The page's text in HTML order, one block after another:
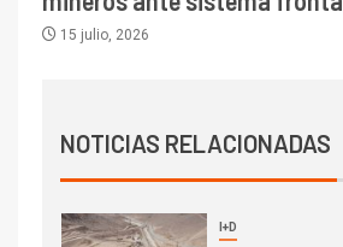
15 julio, 2026
NOTICIAS RELACIONADAS
transportar
Producción
2026 cae 10,6%
3 I+D